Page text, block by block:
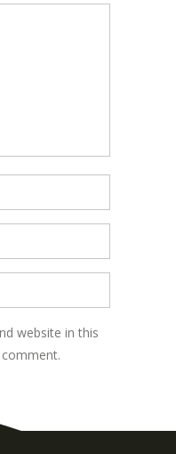
website in this